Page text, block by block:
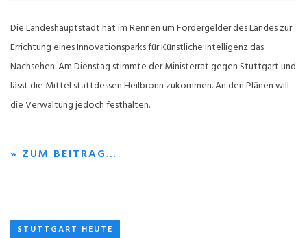
Die Landeshauptstadt hat im Rennen um Fördergelder des Landes zur
Errichtung eines Innovationsparks für Künstliche Intelligenz das
Nachsehen. Am Dienstag stimmte der Ministerrat gegen Stuttgart und
lässt die Mittel stattdessen Heilbronn zukommen. An den Plänen will
die Verwaltung jedoch festhalten.
» ZUM BEITRAG…
STUTTGART HEUTE